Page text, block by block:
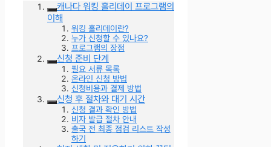
캐나다 워킹 홀리데이 프로그램의
이해
워킹 홀리데이란?
누가 신청할 수 있나요?
프로그램의 장점
신청 준비 단계
필요 서류 목록
온라인 신청 방법
신청비용과 결제 방법
신청 후 절차와 대기 시간
신청 결과 확인 방법
비자 발급 절차 안내
출국 전 최종 점검 리스트 작성
하기